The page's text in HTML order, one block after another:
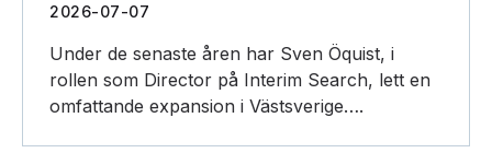
2026-07-07
Under de senaste åren har Sven Öquist, i
rollen som Director på Interim Search, lett en
omfattande expansion i Västsverige….